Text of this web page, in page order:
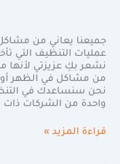
جميعنا يعاني من
عمليات التنظيف التي
نشعر بكِ عزيزتي لأنها
من مشاكل في الظهر أو
نحن سنساعدك في
واحدة من الشركات ذات
قراءة المزيد »